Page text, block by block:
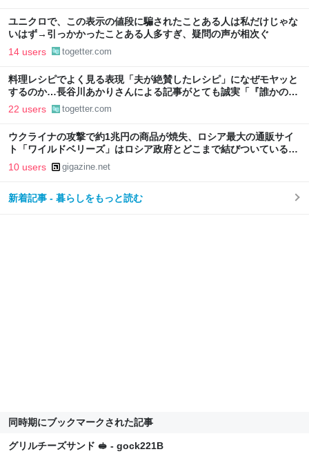
ユニクロで、この表示の値段に騙されたことある人は私だけじゃな
いはず→引っかかったことある人多すぎ、疑問の声が相次ぐ
14 users togetter.com
料理レシピでよく見る表現「夫が絶賛したレシピ」になぜモヤッと
するのか…長谷川あかりさんによる記事がとても誠実「『誰かのた
めに作ること』と『作らなければならないこと』は別」
22 users togetter.com
ウクライナの攻撃で約1兆円の商品が焼失、ロシア最大の通販サイ
ト「ワイルドベリーズ」はロシア政府とどこまで結びついているの
か？
10 users gigazine.net
新着記事 - 暮らしをもっと読む
同時期にブックマークされた記事
グリルチーズサンド 🥪 - gock221B